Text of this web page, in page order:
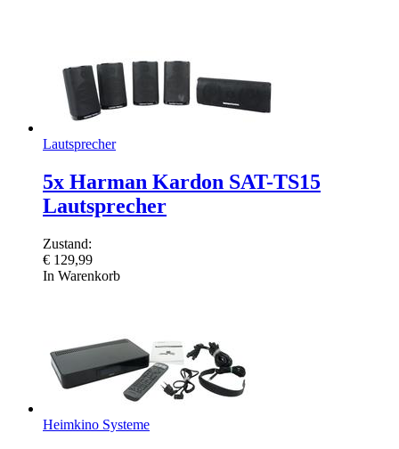
Lautsprecher
5x Harman Kardon SAT-TS15
Lautsprecher
Zustand:
€ 129,99
In Warenkorb
Heimkino Systeme